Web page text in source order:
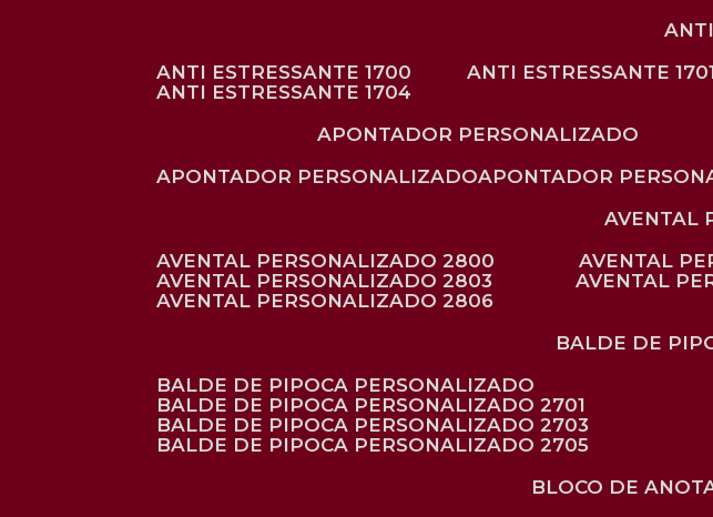
ANTI ESTRESSANTE 1700
ANTI ESTRESSANTE
ANTI ESTRESSANTE 1704
APONTADOR PERSONALIZADO
APONTADOR PERSONALIZADO
APONTADOR
AVENTAL PERSONALIZADO 2800
AVENTAL
AVENTAL PERSONALIZADO 2803
AVENTAL
AVENTAL PERSONALIZADO 2806
BALDE DE
BALDE DE PIPOCA PERSONALIZADO
BALDE DE PIPOCA PERSONALIZADO 2701
BALDE DE PIPOCA PERSONALIZADO 2703
BALDE DE PIPOCA PERSONALIZADO 2705
BLOCO DE